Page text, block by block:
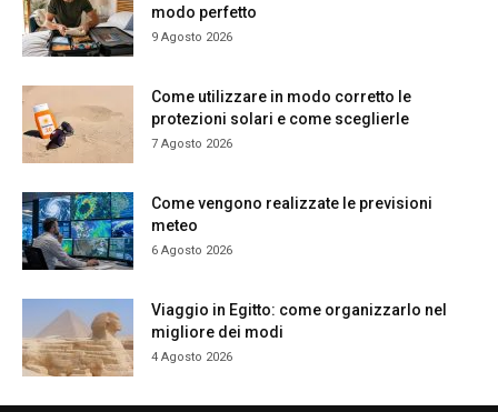
modo perfetto
9 Agosto 2026
Come utilizzare in modo corretto le
protezioni solari e come sceglierle
7 Agosto 2026
Come vengono realizzate le previsioni
meteo
6 Agosto 2026
Viaggio in Egitto: come organizzarlo nel
migliore dei modi
4 Agosto 2026